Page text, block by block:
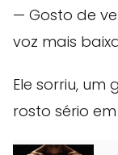
— Gosto de
voz mais
Ele sorriu,
rosto sério